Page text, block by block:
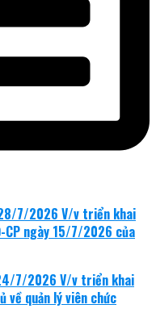
7/2026 V/v triển khai
ngày 15/7/2026 của
7/2026 V/v triển khai
về quản lý viên chức